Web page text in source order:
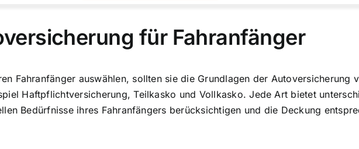
für Fahranfänger
Fahranfänger auswählen, sollten sie die Grundlagen der Autoversicherung
Haftpflichtversicherung, Teilkasko und Vollkasko. Jede Art bietet
Bedürfnisse ihres Fahranfängers berücksichtigen und die Deckung